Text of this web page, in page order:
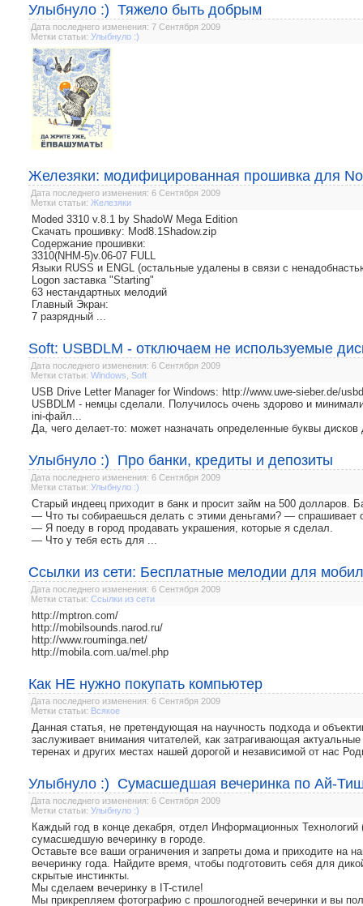
Улыбнуло :) Тяжело быть добрым
Дата последнего изменения: 7 Сентября 2009
Метки статьи: Улыбнуло :)
Железяки: модифицированная прошивка для
Дата последнего изменения: 6 Сентября 2009
Метки статьи: Железяки
Moded 3310 v.8.1 by ShadoW Mega Edition
Скачать прошивку: Mod8.1Shadow.zip
Содержание прошивки:
3310(NHM-5)v.06-07 FULL
Языки RUSS и ENGL (остальные удалены в связи с
Logon заставка "Starting"
63 нестандартных мелодий
Главный Экран:
7 разрядный ...
Soft: USBDLM - отключаем не используемые
Дата последнего изменения: 6 Сентября 2009
Метки статьи: Windows Soft
USB Drive Letter Manager for Windows: http://www.uwe-sieber.de/
USBDLM - немцы сделали. Получилось очень здорово и
ini-файл...
Да, чего делает-то: может назначать определенные буквы
Улыбнуло :) Про банки, кредиты и депозиты
Дата последнего изменения: 6 Сентября 2009
Метки статьи: Улыбнуло :)
Старый индеец приходит в банк и просит займ на 500 долларов.
— Что ты собираешься делать с этими деньгами? — спрашивает
— Я поеду в город продавать украшения, которые я сделал.
— Что у тебя есть для ...
Ссылки из сети: Бесплатные мелодии для
Дата последнего изменения: 6 Сентября 2009
Метки статьи: Ссылки из сети
http://mptron.com/
http://mobilsounds.narod.ru/
http://www.rouminga.net/
http://mobila.com.ua/mel.php
Как НЕ нужно покупать компьютер
Дата последнего изменения: 6 Сентября 2009
Метки статьи: Всякое
Данная статья, не претендующая на научность подхода и
заслуживает внимания читателей, как затрагивающая
теренах и других местах нашей дорогой и независимой от нас
Улыбнуло :) Сумасшедшая вечеринка по Ай-
Дата последнего изменения: 6 Сентября 2009
Метки статьи: Улыбнуло :)
Каждый год в конце декабря, отдел Информационных
сумасшедшую вечеринку в городе.
Оставьте все ваши ограничения и запреты дома и приходите
вечеринку года. Найдите время, чтобы подготовить себя для
скрытые инстинкты.
Мы сделаем вечеринку в IT-стиле!
Мы прикрепляем фотографию с прошлогодней вечеринки и вы